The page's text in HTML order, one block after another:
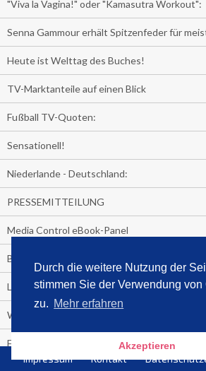
Durch die weitere Nutzung der
stimmen Sie der Verwendung von
zu. Mehr erfahren
Akzeptieren
"Viva la Vagina!" oder "Kamasutra Workout":
Senna Gammour erhält Spitzenfeder für
Heute ist Welttag des Buches!
TV-Marktanteile auf einen Blick
Fußball TV-Quoten:
Sensationell!
Niederlande - Deutschland:
PRESSEMITTEILUNG
Media Control eBook-Panel
BIATHLON-WM im TV
Lagerfelds N°5
Wer schaut täglich fast sieben Stunden
Es Pilchert allerorten
Impressum Kontakt